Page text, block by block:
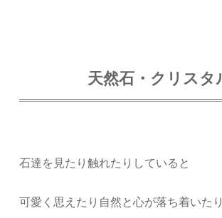
天然石・クリスタ
石達を見たり触れたりしていると
可愛く思えたり自然と心が落ち着いた